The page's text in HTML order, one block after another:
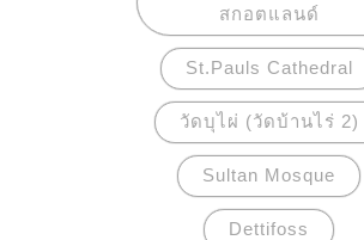
สกอตแลนด์
St.Pauls Cathedral
วัดบุไผ่ (วัดบ้านไร่ 2)
Sultan Mosque
Dettifoss